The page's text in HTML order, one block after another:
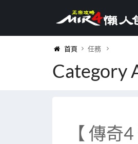
首頁 任務
Category
【 傳